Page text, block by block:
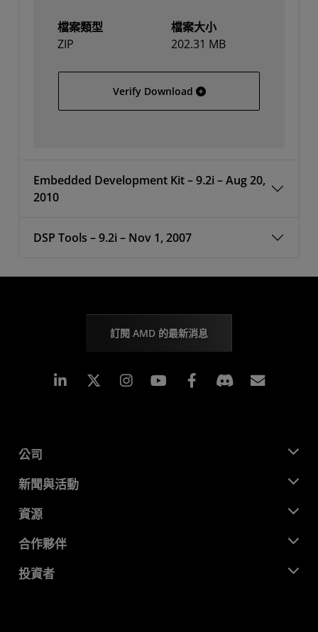
檔案類型
ZIP
檔案大小
202.31 MB
Verify Download Solaris
Embedded Development Kit – 9.2i – Aug 20,
2010
DSP Tools – 9.2i – Nov 1, 2007
訂閱 AMD 的最新消息
Linkedin Instagram Facebook
公司
關於 AMD
企業責任
招聘
聯絡我們
新聞與活動
新聞室
媒體庫
資源
開發者中心
案例研究
合作夥伴
AMD 合作夥伴中心
投資者